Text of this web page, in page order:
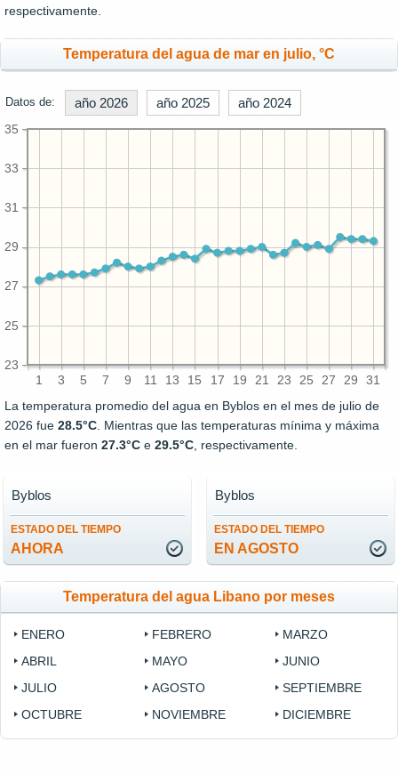
respectivamente.
Temperatura del agua de mar en julio, °C
Datos de: año 2026 año 2025 año 2024
1 3 5 7 9 11 13 15 17 19 21 23 25 27 29 31
23
25
27
29
31
33
35
La temperatura promedio del agua en Byblos en el mes de julio de
2026 fue 28.5°C. Mientras que las temperaturas mínima y máxima
en el mar fueron 27.3°C e 29.5°C, respectivamente.
ESTADO DEL TIEMPO
AHORA
Byblos
ESTADO DEL TIEMPO
EN AGOSTO
Byblos
Temperatura del agua Libano por meses
ENERO FEBRERO
MARZO
ABRIL
MAYO
JUNIO
JULIO
AGOSTO
SEPTIEMBRE
OCTUBRE
NOVIEMBRE DICIEMBRE